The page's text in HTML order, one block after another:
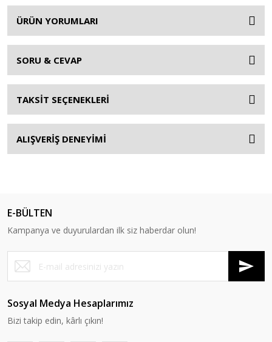
ÜRÜN YORUMLARI
SORU & CEVAP
TAKSİT SEÇENEKLERİ
ALIŞVERİŞ DENEYİMİ
E-BÜLTEN
Kampanya ve duyurulardan ilk siz haberdar olun!
Sosyal Medya Hesaplarımız
Bizi takip edin, kârlı çıkın!